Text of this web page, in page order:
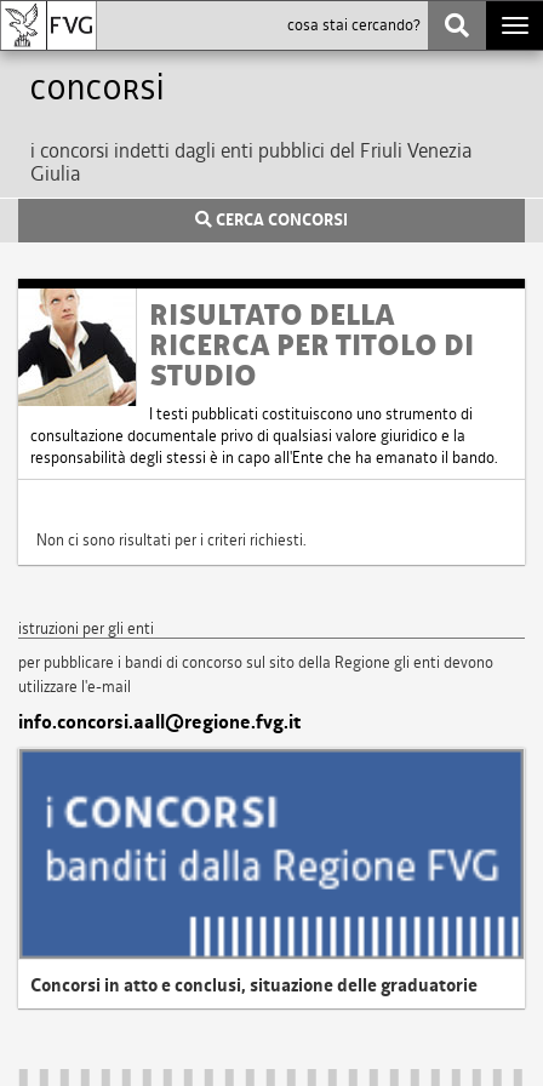
Concorsi
i concorsi indetti dagli enti pubblici del Friuli Venezia
Giulia
CERCA CONCORSI
RISULTATO DELLA
RICERCA PER TITOLO DI
STUDIO
I testi pubblicati costituiscono uno strumento di
consultazione documentale privo di qualsiasi valore giuridico e la
responsabilità degli stessi è in capo all'Ente che ha emanato il bando.
Non ci sono risultati per i criteri richiesti.
istruzioni per gli enti
per pubblicare i bandi di concorso sul sito della Regione gli enti devono
utilizzare l'e-mail
info.concorsi.aall@regione.fvg.it
Concorsi in atto e conclusi, situazione delle graduatorie